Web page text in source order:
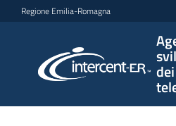
Vai al contenuto
Vai alla navigazione
Vai al footer
Regione Emilia-Romagna
per lo
sviluppo